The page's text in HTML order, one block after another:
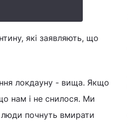
які заявляють, що
локдауну - вища. Якщо
нам і не снилося. Ми
почнуть вмирати